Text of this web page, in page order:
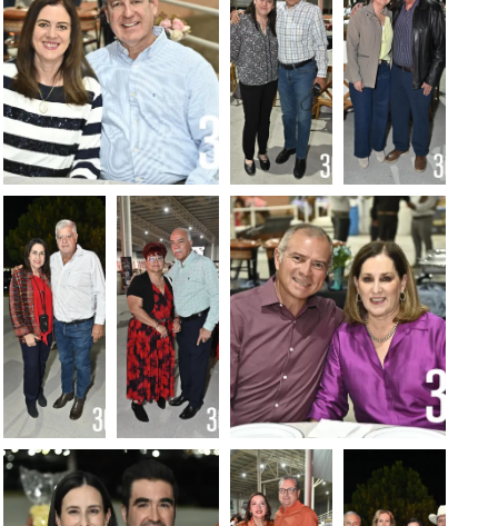
Foto:
Alejandro
Rodríguez
Foto:
Alejandro
Rodríguez
Foto:
Alejandro
Rodríguez
Foto:
Rodríguez
Foto: Alejandro
Rodríguez
Foto: Alejandro
Rodríguez